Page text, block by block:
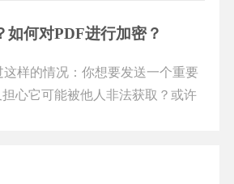
如何对PDF进行加密？
样的情况：你想要发送一个重要
心它可能被他人非法获取？或许